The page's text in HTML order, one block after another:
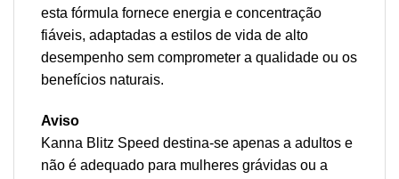
esta fórmula fornece energia e concentração
fiáveis, adaptadas a estilos de vida de alto
desempenho sem comprometer a qualidade ou os
benefícios naturais.
Aviso
Kanna Blitz Speed destina-se apenas a adultos e
não é adequado para mulheres grávidas ou a